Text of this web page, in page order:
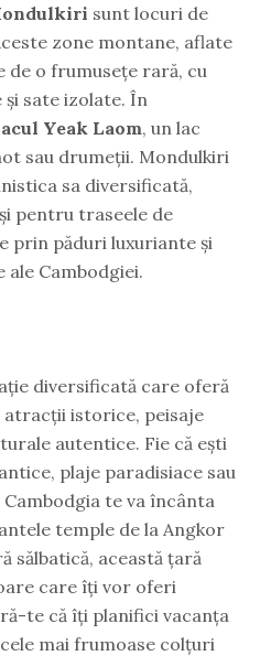
sunt locuri de
zone montane, aflate
de o frumusețe rară, cu
sate izolate. În
Yeak Laom, un lac
sau drumeții. Mondulkiri
sa diversificată,
pentru traseele de
prin păduri luxuriante și
ale Cambodgiei.
diversificată care oferă
istorice, peisaje
autentice. Fie că ești
plaje paradisiace sau
te va încânta
temple de la Angkor
sălbatică, această țară
care îți vor oferi
te că îți planifici vacanța
mai frumoase colțuri